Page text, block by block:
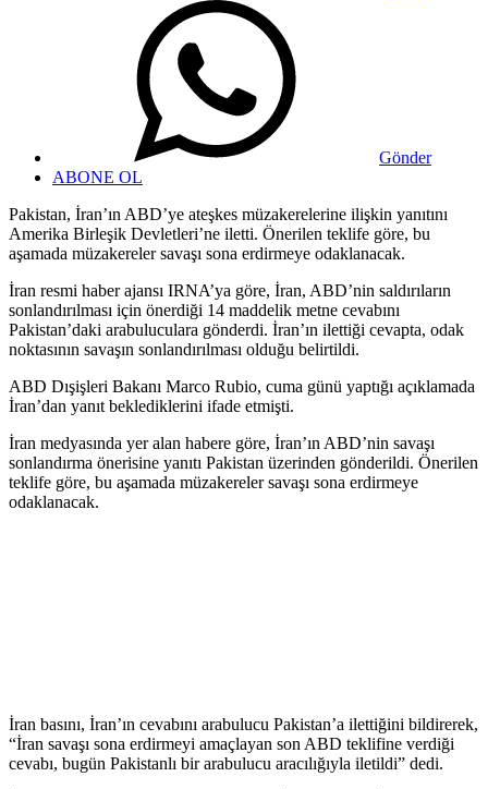
Gönder
ABONE OL
Pakistan, İran’ın ABD’ye ateşkes müzakerelerine ilişkin yanıtını
Amerika Birleşik Devletleri’ne iletti. Önerilen teklife göre, bu
aşamada müzakereler savaşı sona erdirmeye odaklanacak.
İran resmi haber ajansı IRNA’ya göre, İran, ABD’nin saldırıların
sonlandırılması için önerdiği 14 maddelik metne cevabını
Pakistan’daki arabuluculara​​​​​​​ gönderdi. İran’ın ilettiği cevapta, odak
noktasının savaşın sonlandırılması olduğu belirtildi.
ABD Dışişleri Bakanı Marco Rubio, cuma günü yaptığı açıklamada
İran’dan yanıt beklediklerini ifade etmişti.
İran medyasında yer alan habere göre, İran’ın ABD’nin savaşı
sonlandırma önerisine yanıtı Pakistan üzerinden gönderildi. Önerilen
teklife göre, bu aşamada müzakereler savaşı sona erdirmeye
odaklanacak.
İran basını, İran’ın cevabını arabulucu Pakistan’a ilettiğini bildirerek,
“İran savaşı sona erdirmeyi amaçlayan son ABD teklifine verdiği
cevabı, bugün Pakistanlı bir arabulucu aracılığıyla iletildi” dedi.